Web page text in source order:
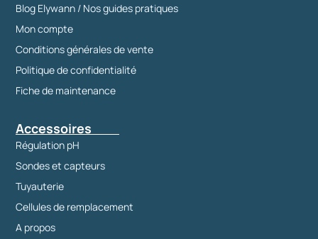
Blog Elywann / Nos guides pratiques
Mon compte
Conditions générales de vente
Politique de confidentialité
Fiche de maintenance
Accessoires
Régulation pH
Sondes et capteurs
Tuyauterie
Cellules de remplacement
A propos